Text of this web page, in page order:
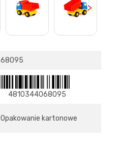
>
68095
4810344068095
Opakowanie kartonowe